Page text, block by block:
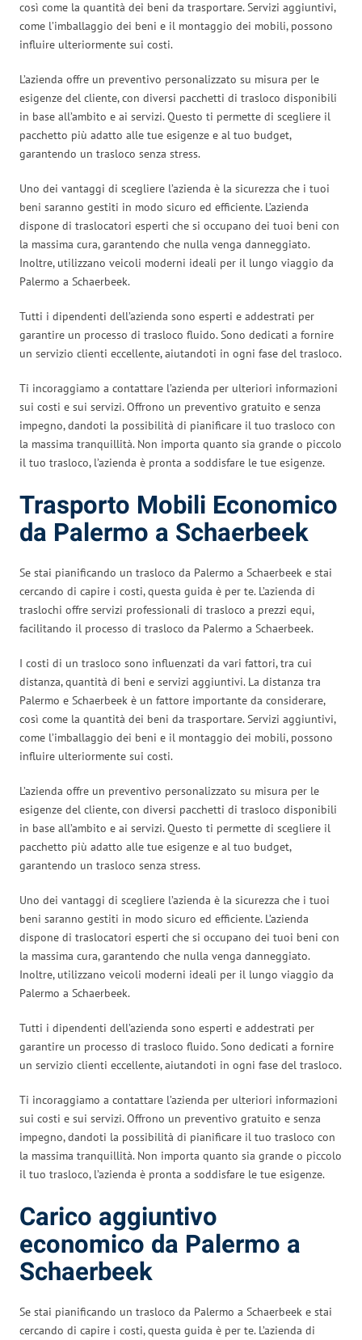
così come la quantità dei beni da trasportare. Servizi aggiuntivi,
come l’imballaggio dei beni e il montaggio dei mobili, possono
influire ulteriormente sui costi.
L’azienda offre un preventivo personalizzato su misura per le
esigenze del cliente, con diversi pacchetti di trasloco disponibili
in base all’ambito e ai servizi. Questo ti permette di scegliere il
pacchetto più adatto alle tue esigenze e al tuo budget,
garantendo un trasloco senza stress.
Uno dei vantaggi di scegliere l’azienda è la sicurezza che i tuoi
beni saranno gestiti in modo sicuro ed efficiente. L’azienda
dispone di traslocatori esperti che si occupano dei tuoi beni con
la massima cura, garantendo che nulla venga danneggiato.
Inoltre, utilizzano veicoli moderni ideali per il lungo viaggio da
Palermo a Schaerbeek.
Tutti i dipendenti dell’azienda sono esperti e addestrati per
garantire un processo di trasloco fluido. Sono dedicati a fornire
un servizio clienti eccellente, aiutandoti in ogni fase del trasloco.
Ti incoraggiamo a contattare l’azienda per ulteriori informazioni
sui costi e sui servizi. Offrono un preventivo gratuito e senza
impegno, dandoti la possibilità di pianificare il tuo trasloco con
la massima tranquillità. Non importa quanto sia grande o piccolo
il tuo trasloco, l’azienda è pronta a soddisfare le tue esigenze.
Trasporto Mobili Economico
da Palermo a Schaerbeek
Se stai pianificando un trasloco da Palermo a Schaerbeek e stai
cercando di capire i costi, questa guida è per te. L’azienda di
traslochi offre servizi professionali di trasloco a prezzi equi,
facilitando il processo di trasloco da Palermo a Schaerbeek.
I costi di un trasloco sono influenzati da vari fattori, tra cui
distanza, quantità di beni e servizi aggiuntivi. La distanza tra
Palermo e Schaerbeek è un fattore importante da considerare,
così come la quantità dei beni da trasportare. Servizi aggiuntivi,
come l’imballaggio dei beni e il montaggio dei mobili, possono
influire ulteriormente sui costi.
L’azienda offre un preventivo personalizzato su misura per le
esigenze del cliente, con diversi pacchetti di trasloco disponibili
in base all’ambito e ai servizi. Questo ti permette di scegliere il
pacchetto più adatto alle tue esigenze e al tuo budget,
garantendo un trasloco senza stress.
Uno dei vantaggi di scegliere l’azienda è la sicurezza che i tuoi
beni saranno gestiti in modo sicuro ed efficiente. L’azienda
dispone di traslocatori esperti che si occupano dei tuoi beni con
la massima cura, garantendo che nulla venga danneggiato.
Inoltre, utilizzano veicoli moderni ideali per il lungo viaggio da
Palermo a Schaerbeek.
Tutti i dipendenti dell’azienda sono esperti e addestrati per
garantire un processo di trasloco fluido. Sono dedicati a fornire
un servizio clienti eccellente, aiutandoti in ogni fase del trasloco.
Ti incoraggiamo a contattare l’azienda per ulteriori informazioni
sui costi e sui servizi. Offrono un preventivo gratuito e senza
impegno, dandoti la possibilità di pianificare il tuo trasloco con
la massima tranquillità. Non importa quanto sia grande o piccolo
il tuo trasloco, l’azienda è pronta a soddisfare le tue esigenze.
Carico aggiuntivo
economico da Palermo a
Schaerbeek
Se stai pianificando un trasloco da Palermo a Schaerbeek e stai
cercando di capire i costi, questa guida è per te. L’azienda di